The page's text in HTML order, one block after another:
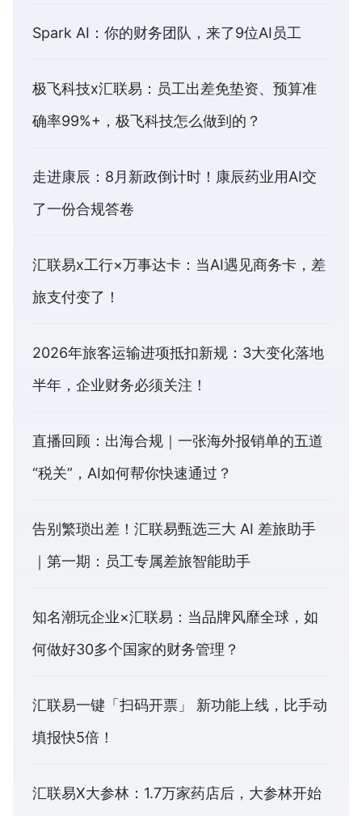
Spark AI：你的财务团队，来了9位AI员工
极飞科技x汇联易：员工出差免垫资、预算准
确率99%+，极飞科技怎么做到的？
走进康辰：8月新政倒计时！康辰药业用AI交
了一份合规答卷
汇联易x工行×万事达卡：当AI遇见商务卡，差
旅支付变了！
2026年旅客运输进项抵扣新规：3大变化落地
半年，企业财务必须关注！
直播回顾：出海合规｜一张海外报销单的五道
“税关”，AI如何帮你快速通过？
告别繁琐出差！汇联易甄选三大 AI 差旅助手
｜第一期：员工专属差旅智能助手
知名潮玩企业×汇联易：当品牌风靡全球，如
何做好30多个国家的财务管理？
汇联易一键「扫码开票」 新功能上线，比手动
填报快5倍！
汇联易X大参林：1.7万家药店后，大参林开始